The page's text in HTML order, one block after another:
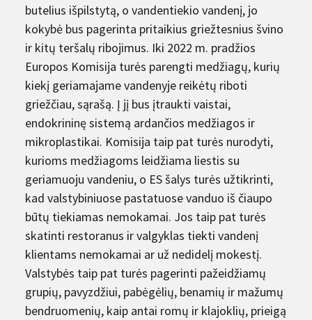
butelius išpilstytą, o vandentiekio vandenį, jo
kokybė bus pagerinta pritaikius griežtesnius švino
ir kitų teršalų ribojimus. Iki 2022 m. pradžios
Europos Komisija turės parengti medžiagų, kurių
kiekį geriamajame vandenyje reikėtų riboti
griežčiau, sąrašą. Į jį bus įtraukti vaistai,
endokrininę sistemą ardančios medžiagos ir
mikroplastikai. Komisija taip pat turės nurodyti,
kurioms medžiagoms leidžiama liestis su
geriamuoju vandeniu, o ES šalys turės užtikrinti,
kad valstybiniuose pastatuose vanduo iš čiaupo
būtų tiekiamas nemokamai. Jos taip pat turės
skatinti restoranus ir valgyklas tiekti vandenį
klientams nemokamai ar už nedidelį mokestį.
Valstybės taip pat turės pagerinti pažeidžiamų
grupių, pavyzdžiui, pabėgėlių, benamių ir mažumų
bendruomenių, kaip antai romų ir klajoklių, prieigą